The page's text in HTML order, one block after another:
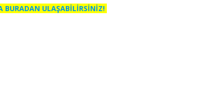
BURADAN ULAŞABİLİRSİNİZ!